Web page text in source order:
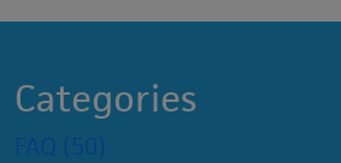
Categories
FAQ (50)